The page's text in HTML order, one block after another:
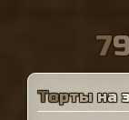
79
Торты на